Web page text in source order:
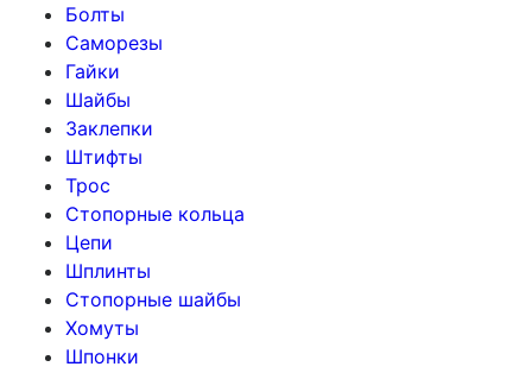
Болты
Саморезы
Гайки
Шайбы
Заклепки
Штифты
Трос
Стопорные кольца
Цепи
Шплинты
Стопорные шайбы
Хомуты
Шпонки